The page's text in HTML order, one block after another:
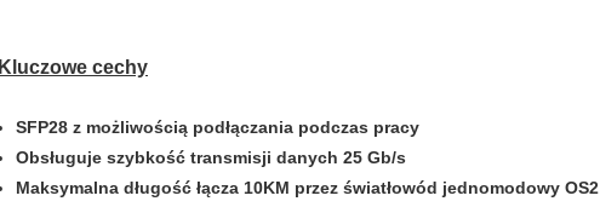
Kluczowe cechy
SFP28 z możliwością podłączania podczas pracy
Obsługuje szybkość transmisji danych 25 Gb/s
Maksymalna długość łącza 10KM przez światłowód jednomodowy OS2